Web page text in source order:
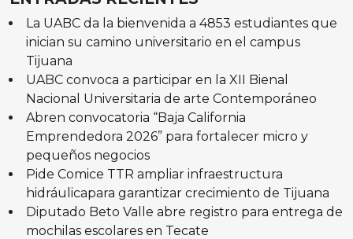
La UABC da la bienvenida a 4853 estudiantes que
inician su camino universitario en el campus
Tijuana
UABC convoca a participar en la XII Bienal
Nacional Universitaria de arte Contemporáneo
Abren convocatoria “Baja California
Emprendedora 2026” para fortalecer micro y
pequeños negocios
Pide Comice TTR ampliar infraestructura
hidráulicapara garantizar crecimiento de Tijuana
Diputado Beto Valle abre registro para entrega de
mochilas escolares en Tecate